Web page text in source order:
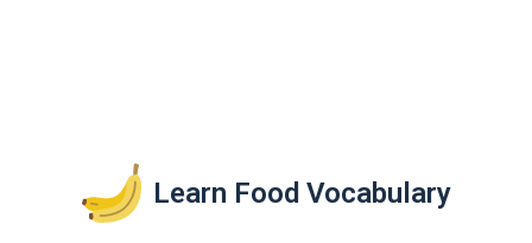
Learn Food Vocabulary